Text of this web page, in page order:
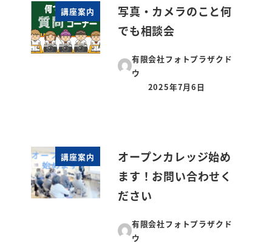
講座案内
写真・カメラのこと何
でも相談会
有限会社フォトプラザクド
ウ
投稿日
2025年7月6日
講座案内
オープンカレッジ始め
ます！お問い合わせく
ださい
有限会社フォトプラザクド
ウ